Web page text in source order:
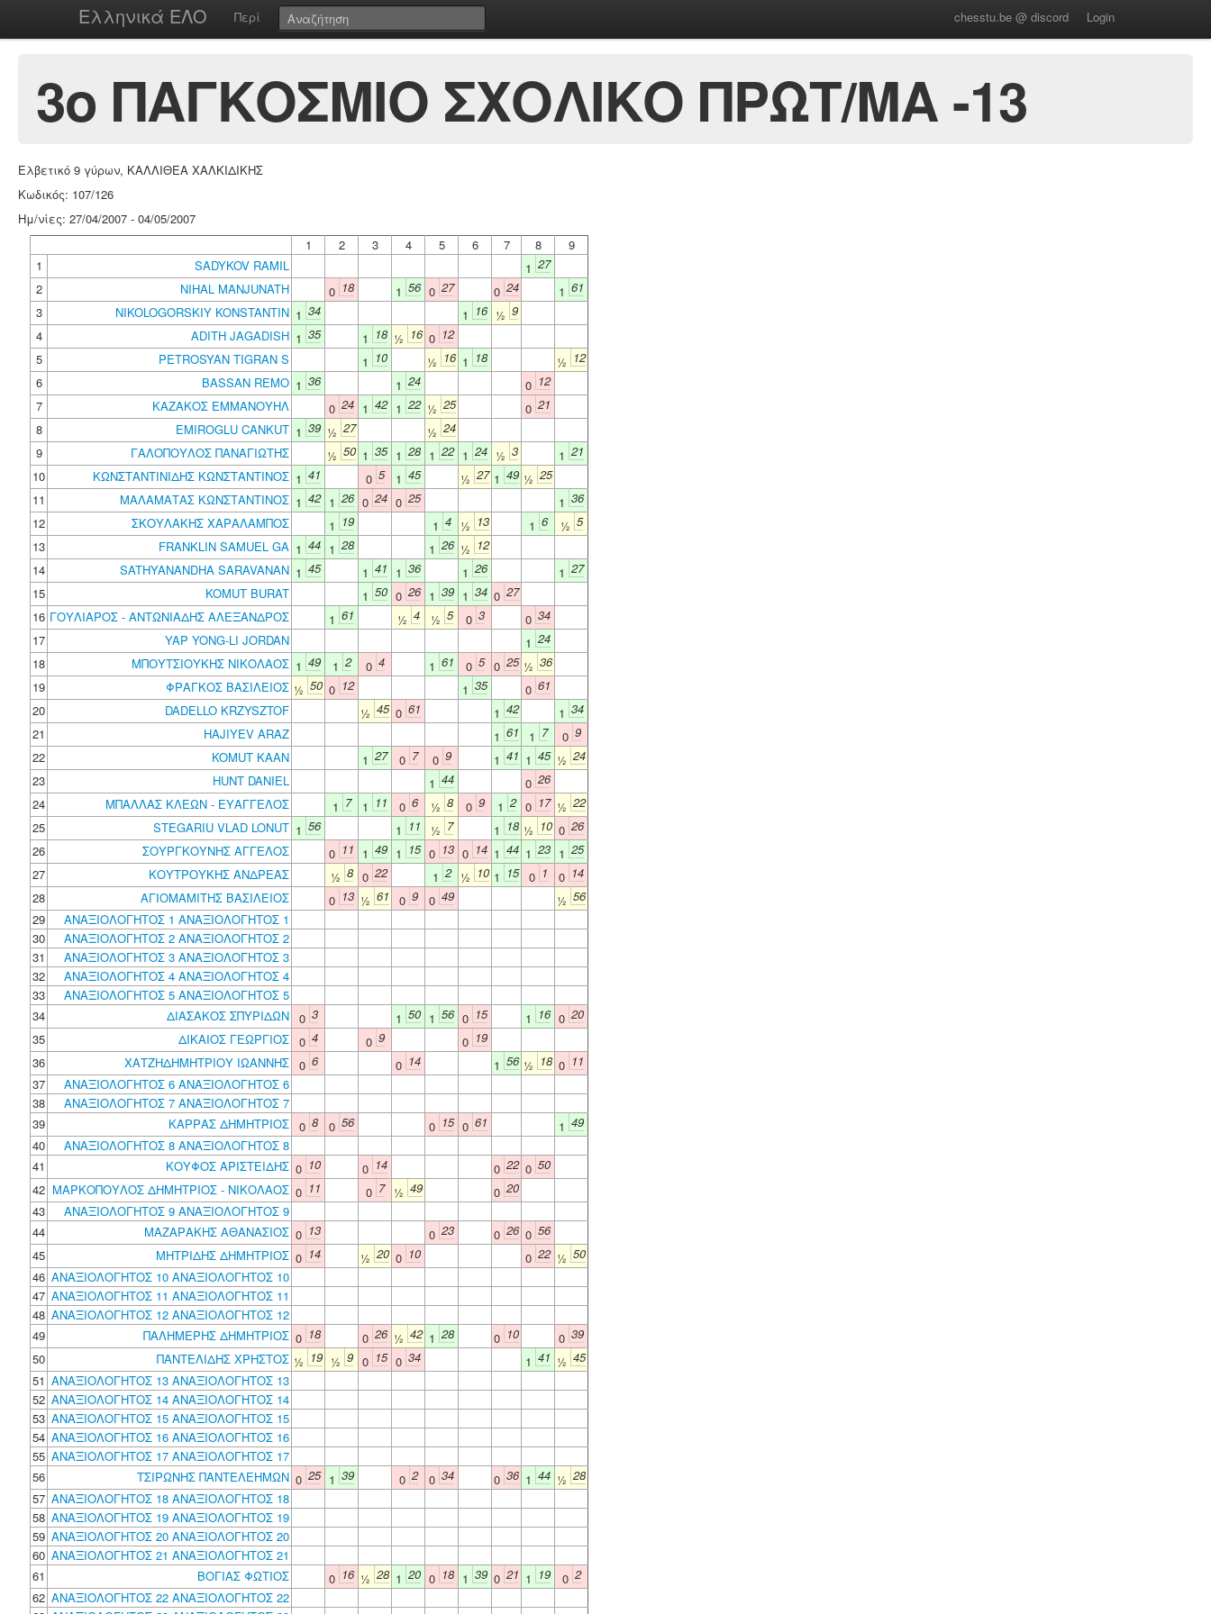
Ελληνικά ΕΛΟ Περί chesstu.be @ discord Login
3ο ΠΑΓΚΟΣΜΙΟ ΣΧΟΛΙΚΟ ΠΡΩΤ/ΜΑ -13
Ελβετικό 9 γύρων, ΚΑΛΛΙΘΕΑ ΧΑΛΚΙΔΙΚΗΣ
Κωδικός: 107/126
Ημ/νίες: 27/04/2007 - 04/05/2007
1
2 3 4 5 6 7 8
9
1
SADYKOV RAMIL 1 27
2
NIHAL MANJUNATH 0 18 1 56 0 27 0 24 1 61
3
NIKOLOGORSKIY KONSTANTIN 1 34 1 16 ½ 9
4
ADITH JAGADISH 1 35 1 18 ½ 16 0 12
5
PETROSYAN TIGRAN S 1 10 ½ 16 1 18 ½ 12
6
BASSAN REMO 1 36 1 24 0 12
7
ΚΑΖΑΚΟΣ ΕΜΜΑΝΟΥΗΛ 0 24 1 42 1 22 ½ 25 0 21
8
EMIROGLU CANKUT 1 39 ½ 27 ½ 24
9
ΓΑΛΟΠΟΥΛΟΣ ΠΑΝΑΓΙΩΤΗΣ ½ 50 1 35 1 28 1 22 1 24 ½ 3 1 21
10
ΚΩΝΣΤΑΝΤΙΝΙΔΗΣ ΚΩΝΣΤΑΝΤΙΝΟΣ 1 41 0 5 1 45 ½ 27 1 49 ½ 25
11
ΜΑΛΑΜΑΤΑΣ ΚΩΝΣΤΑΝΤΙΝΟΣ 1 42 1 26 0 24 0 25 1 36
12
ΣΚΟΥΛΑΚΗΣ ΧΑΡΑΛΑΜΠΟΣ 1 19 1 4 ½ 13 1 6 ½ 5
13
FRANKLIN SAMUEL GA 1 44 1 28 1 26 ½ 12
14
SATHYANANDHA SARAVANAN 1 45 1 41 1 36 1 26 1 27
15
KOMUT BURAT 1 50 0 26 1 39 1 34 0 27
16 ΓΟΥΛΙΑΡΟΣ - ΑΝΤΩΝΙΑΔΗΣ ΑΛΕΞΑΝΔΡΟΣ 1 61 ½ 4 ½ 5 0 3 0 34
17
YAP YONG-LI JORDAN 1 24
18
ΜΠΟΥΤΣΙΟΥΚΗΣ ΝΙΚΟΛΑΟΣ 1 49 1 2 0 4 1 61 0 5 0 25 ½ 36
19
ΦΡΑΓΚΟΣ ΒΑΣΙΛΕΙΟΣ ½ 50 0 12 1 35 0 61
20
DADELLO KRZYSZTOF ½ 45 0 61 1 42 1 34
21
HAJIYEV ARAZ 1 61 1 7 0 9
22
KOMUT KAAN 1 27 0 7 0 9 1 41 1 45 ½ 24
23
HUNT DANIEL 1 44 0 26
24
ΜΠΑΛΛΑΣ ΚΛΕΩΝ - ΕΥΑΓΓΕΛΟΣ 1 7 1 11 0 6 ½ 8 0 9 1 2 0 17 ½ 22
25
STEGARIU VLAD LONUT 1 56 1 11 ½ 7 1 18 ½ 10 0 26
26
ΣΟΥΡΓΚΟΥΝΗΣ ΑΓΓΕΛΟΣ 0 11 1 49 1 15 0 13 0 14 1 44 1 23 1 25
27
ΚΟΥΤΡΟΥΚΗΣ ΑΝΔΡΕΑΣ ½ 8 0 22 1 2 ½ 10 1 15 0 1 0 14
28
ΑΓΙΟΜΑΜΙΤΗΣ ΒΑΣΙΛΕΙΟΣ 0 13 ½ 61 0 9 0 49 ½ 56
29
ΑΝΑΞΙΟΛΟΓΗΤΟΣ 1 ΑΝΑΞΙΟΛΟΓΗΤΟΣ 1
30
ΑΝΑΞΙΟΛΟΓΗΤΟΣ 2 ΑΝΑΞΙΟΛΟΓΗΤΟΣ 2
31
ΑΝΑΞΙΟΛΟΓΗΤΟΣ 3 ΑΝΑΞΙΟΛΟΓΗΤΟΣ 3
32
ΑΝΑΞΙΟΛΟΓΗΤΟΣ 4 ΑΝΑΞΙΟΛΟΓΗΤΟΣ 4
33
ΑΝΑΞΙΟΛΟΓΗΤΟΣ 5 ΑΝΑΞΙΟΛΟΓΗΤΟΣ 5
34
ΔΙΑΣΑΚΟΣ ΣΠΥΡΙΔΩΝ 0 3 1 50 1 56 0 15 1 16 0 20
35
ΔΙΚΑΙΟΣ ΓΕΩΡΓΙΟΣ 0 4 0 9 0 19
36
ΧΑΤΖΗΔΗΜΗΤΡΙΟΥ ΙΩΑΝΝΗΣ 0 6 0 14 1 56 ½ 18 0 11
37
ΑΝΑΞΙΟΛΟΓΗΤΟΣ 6 ΑΝΑΞΙΟΛΟΓΗΤΟΣ 6
38
ΑΝΑΞΙΟΛΟΓΗΤΟΣ 7 ΑΝΑΞΙΟΛΟΓΗΤΟΣ 7
39
ΚΑΡΡΑΣ ΔΗΜΗΤΡΙΟΣ 0 8 0 56 0 15 0 61 1 49
40
ΑΝΑΞΙΟΛΟΓΗΤΟΣ 8 ΑΝΑΞΙΟΛΟΓΗΤΟΣ 8
41
ΚΟΥΦΟΣ ΑΡΙΣΤΕΙΔΗΣ 0 10 0 14 0 22 0 50
42 ΜΑΡΚΟΠΟΥΛΟΣ ΔΗΜΗΤΡΙΟΣ - ΝΙΚΟΛΑΟΣ 0 11 0 7 ½ 49 0 20
43
ΑΝΑΞΙΟΛΟΓΗΤΟΣ 9 ΑΝΑΞΙΟΛΟΓΗΤΟΣ 9
44
ΜΑΖΑΡΑΚΗΣ ΑΘΑΝΑΣΙΟΣ 0 13 0 23 0 26 0 56
45
ΜΗΤΡΙΔΗΣ ΔΗΜΗΤΡΙΟΣ 0 14 ½ 20 0 10 0 22 ½ 50
46 ΑΝΑΞΙΟΛΟΓΗΤΟΣ 10 ΑΝΑΞΙΟΛΟΓΗΤΟΣ 10
47 ΑΝΑΞΙΟΛΟΓΗΤΟΣ 11 ΑΝΑΞΙΟΛΟΓΗΤΟΣ 11
48 ΑΝΑΞΙΟΛΟΓΗΤΟΣ 12 ΑΝΑΞΙΟΛΟΓΗΤΟΣ 12
49
ΠΑΛΗΜΕΡΗΣ ΔΗΜΗΤΡΙΟΣ 0 18 0 26 ½ 42 1 28 0 10 0 39
50
ΠΑΝΤΕΛΙΔΗΣ ΧΡΗΣΤΟΣ ½ 19 ½ 9 0 15 0 34 1 41 ½ 45
51 ΑΝΑΞΙΟΛΟΓΗΤΟΣ 13 ΑΝΑΞΙΟΛΟΓΗΤΟΣ 13
52 ΑΝΑΞΙΟΛΟΓΗΤΟΣ 14 ΑΝΑΞΙΟΛΟΓΗΤΟΣ 14
53 ΑΝΑΞΙΟΛΟΓΗΤΟΣ 15 ΑΝΑΞΙΟΛΟΓΗΤΟΣ 15
54 ΑΝΑΞΙΟΛΟΓΗΤΟΣ 16 ΑΝΑΞΙΟΛΟΓΗΤΟΣ 16
55 ΑΝΑΞΙΟΛΟΓΗΤΟΣ 17 ΑΝΑΞΙΟΛΟΓΗΤΟΣ 17
56
ΤΣΙΡΩΝΗΣ ΠΑΝΤΕΛΕΗΜΩΝ 0 25 1 39 0 2 0 34 0 36 1 44 ½ 28
57 ΑΝΑΞΙΟΛΟΓΗΤΟΣ 18 ΑΝΑΞΙΟΛΟΓΗΤΟΣ 18
58 ΑΝΑΞΙΟΛΟΓΗΤΟΣ 19 ΑΝΑΞΙΟΛΟΓΗΤΟΣ 19
59 ΑΝΑΞΙΟΛΟΓΗΤΟΣ 20 ΑΝΑΞΙΟΛΟΓΗΤΟΣ 20
60 ΑΝΑΞΙΟΛΟΓΗΤΟΣ 21 ΑΝΑΞΙΟΛΟΓΗΤΟΣ 21
61
ΒΟΓΙΑΣ ΦΩΤΙΟΣ 0 16 ½ 28 1 20 0 18 1 39 0 21 1 19 0 2
62 ΑΝΑΞΙΟΛΟΓΗΤΟΣ 22 ΑΝΑΞΙΟΛΟΓΗΤΟΣ 22